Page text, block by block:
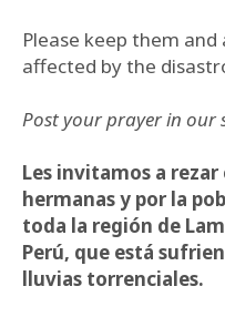
Please keep them
affected by the
Post your prayer in our
Les invitamos a
hermanas y por la
toda la región de
Perú, que está
lluvias torrenciales.